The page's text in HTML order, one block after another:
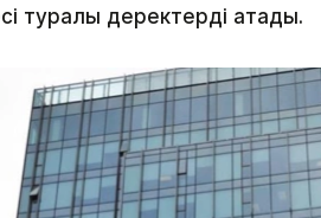
туралы деректерді атады.